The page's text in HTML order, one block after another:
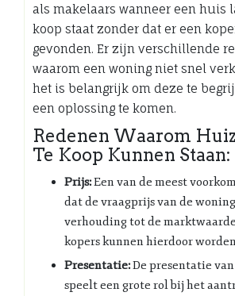
als makelaars wanneer een huis
koop staat zonder dat er een
gevonden. Er zijn verschillende
waarom een woning niet snel
het is belangrijk om deze te
een oplossing te komen.
Redenen Waarom
Te Koop Kunnen Staan:
Prijs:Een van de meest
dat de vraagprijs van de
verhouding tot de
kopers kunnen hierdoor
Presentatie:De presentatie
speelt een grote rol bij het